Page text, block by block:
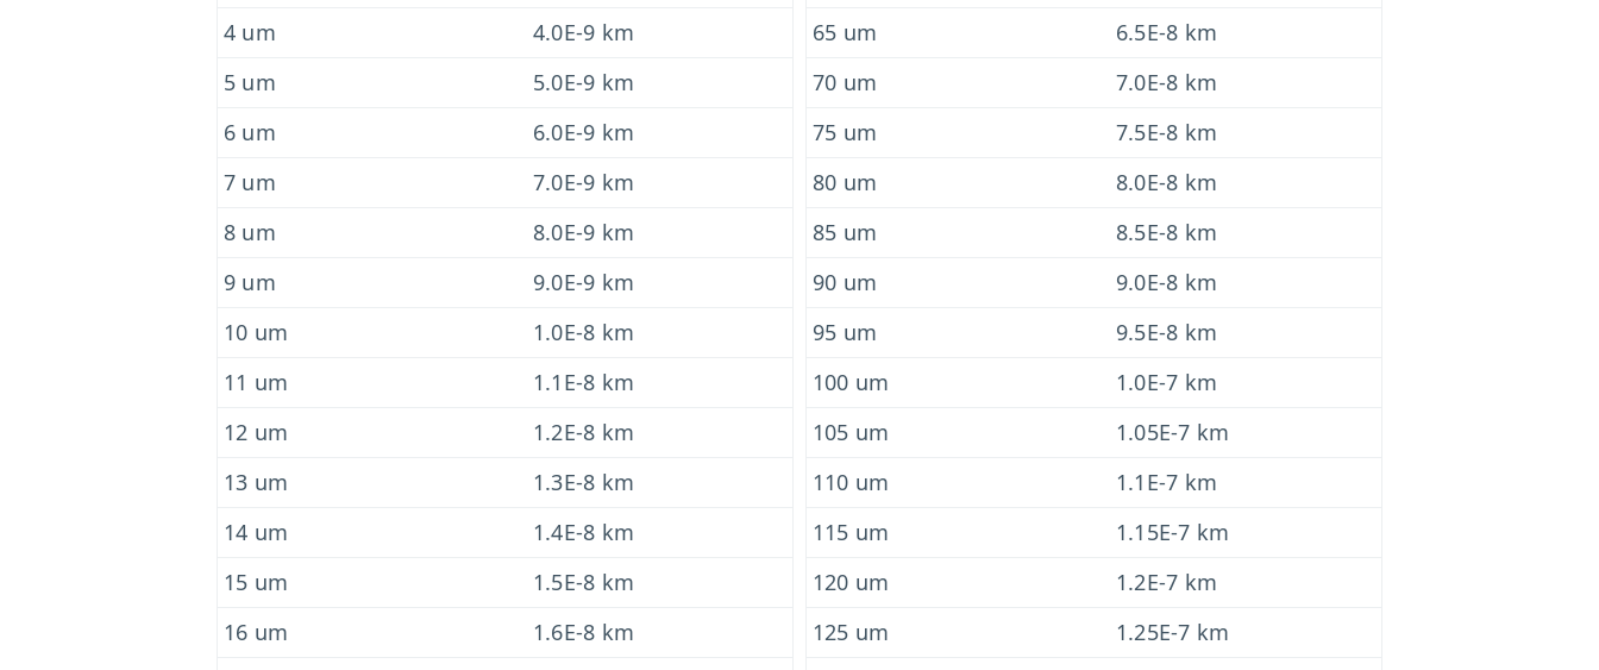
4 um
4.0E-9 km
5 um
5.0E-9 km
6 um
6.0E-9 km
7 um
7.0E-9 km
8 um
8.0E-9 km
9 um
9.0E-9 km
10 um
1.0E-8 km
11 um
1.1E-8 km
12 um
1.2E-8 km
13 um
1.3E-8 km
14 um
1.4E-8 km
15 um
1.5E-8 km
16 um
1.6E-8 km
65 um
6.5E-8 km
70 um
7.0E-8 km
75 um
7.5E-8 km
80 um
8.0E-8 km
85 um
8.5E-8 km
90 um
9.0E-8 km
95 um
9.5E-8 km
100 um
1.0E-7 km
105 um
1.05E-7 km
110 um
1.1E-7 km
115 um
1.15E-7 km
120 um
1.2E-7 km
125 um
1.25E-7 km